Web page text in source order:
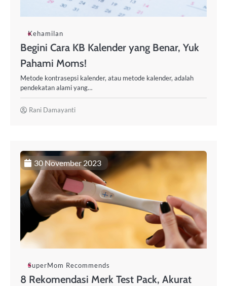
Kehamilan
Begini Cara KB Kalender yang Benar, Yuk
Pahami Moms!
Metode kontrasepsi kalender, atau metode kalender, adalah
pendekatan alami yang…
Rani Damayanti
30 November 2023
SuperMom Recommends
8 Rekomendasi Merk Test Pack, Akurat